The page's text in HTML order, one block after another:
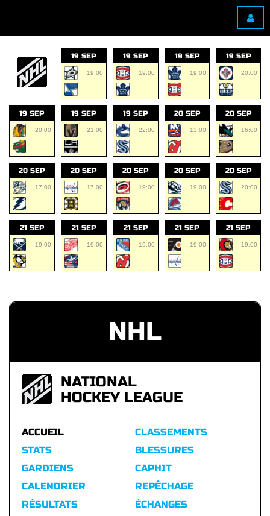
19 SEP
19:00
19 SEP
19:00
19 SEP
19:00
19 SEP
20:00
19 SEP
20:00
19 SEP
21:00
19 SEP
22:00
20 SEP
13:00
20 SEP
16:00
20 SEP
17:00
20 SEP
17:00
20 SEP
19:00
20 SEP
19:00
20 SEP
20:00
21 SEP
19:00
21 SEP
19:00
21 SEP
19:00
21 SEP
19:00
21 SEP
19:00
NHL
NATIONAL
HOCKEY LEAGUE
ACCUEIL
STATS
GARDIENS
CALENDRIER
RÉSULTATS
CLASSEMENTS
BLESSURES
CAPHIT
REPÊCHAGE
ÉCHANGES